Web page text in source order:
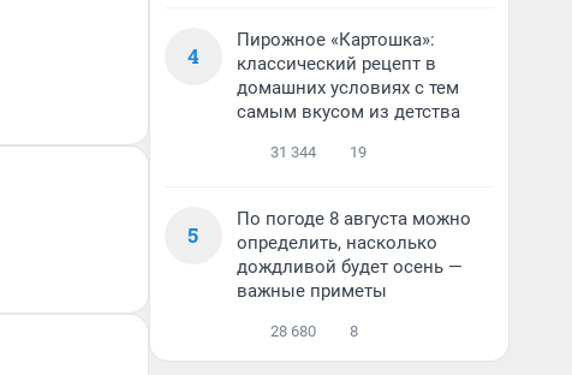
4
Пирожное «Картошка»:
классический рецепт в
домашних условиях с тем
самым вкусом из детства
31 344 19
5
По погоде 8 августа можно
определить, насколько
дождливой будет осень —
важные приметы
28 680 8